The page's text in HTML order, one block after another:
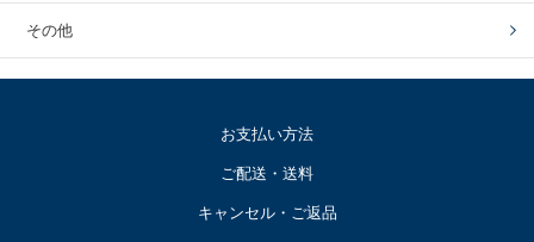
その他
お支払い方法
ご配送・送料
キャンセル・ご返品